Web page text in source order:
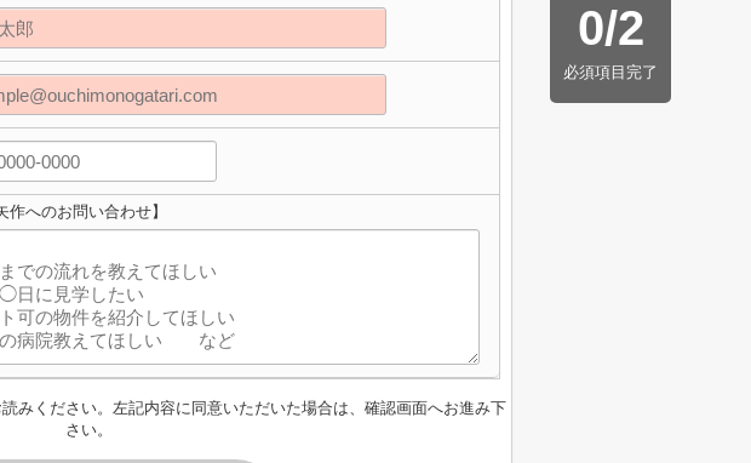
0/2
必須項目完了
作へのお問い合わせ】
みください。左記内容に同意いただいた場合は、確認画面へお進み下
さい。